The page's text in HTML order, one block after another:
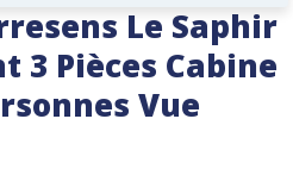
Le Saphir
3 Pièces Cabine
Vue